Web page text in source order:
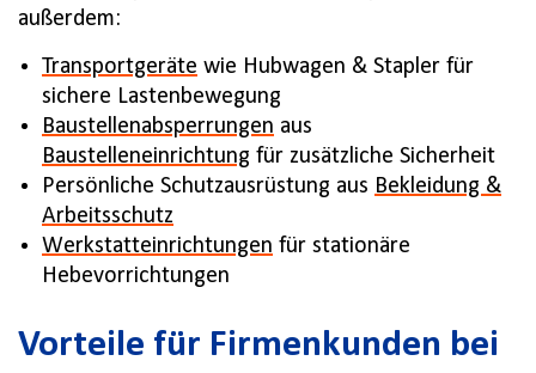
außerdem:
Transportgeräte wie Hubwagen & Stapler für
sichere Lastenbewegung
Baustellenabsperrungen aus
Baustelleneinrichtung für zusätzliche Sicherheit
Persönliche Schutzausrüstung aus Bekleidung &
Arbeitsschutz
Werkstatteinrichtungen für stationäre
Hebevorrichtungen
Vorteile für Firmenkunden bei